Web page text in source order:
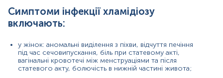
живота, лихоманка, болючість при статевому акті
у жінок, та печіння під час сечовипускання,
свербіж навколо отвору статевого члена у
Скринінгове обстеження для:
осіб, що мають більше одного статевого
Симптоми інфекції хламідіозу
включають:
у жінок: аномальні виділення з піхви, відчуття печіння
під час сечовипускання, біль при статевому акті,
вагінальні кровотечі між менструаціями та після
статевого акту, болючість в нижній частині живота;